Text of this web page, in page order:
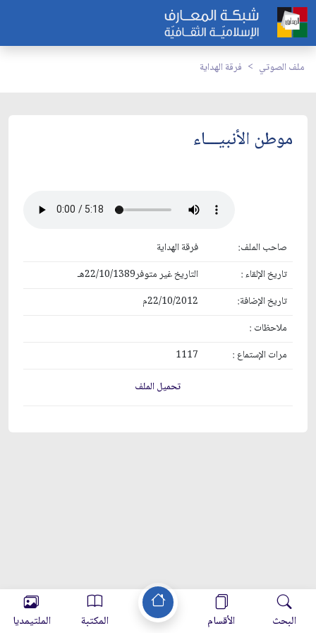
ملف الصوتي فرقة الهداية
موطن الأنبيـــاء
صاحب الملف:
فرقة الهداية
تاريخ الإلقاء :
التاريخ غير متوفر22/10/1389هـ
تاريخ الإضافة:
22/10/2012م
ملاحظات :
مرات الإستماع :
1117
تحميل الملف
البحث الأقسام المكتبة الملتيمديا